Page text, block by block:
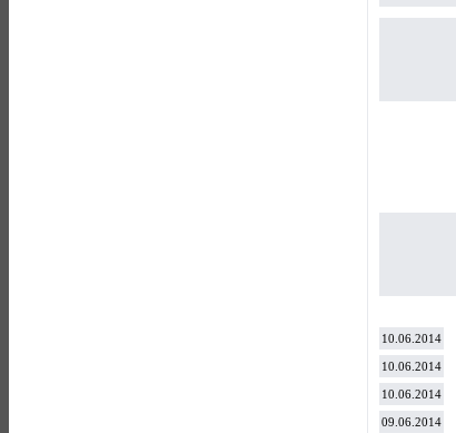
10.06.2014
10.06.2014
10.06.2014
09.06.2014